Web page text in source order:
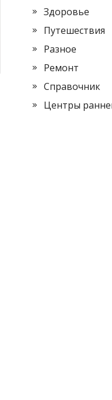
Здоровье
Путешествия
Разное
Ремонт
Справочник
Центры